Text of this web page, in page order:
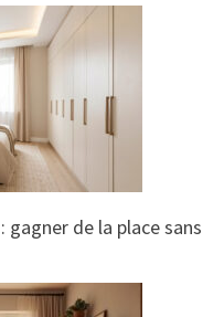
de la place sans